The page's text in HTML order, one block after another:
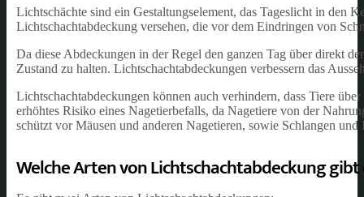
Lichtschächte sind ein Gestaltungselement, das Tageslicht in den
Lichtschachtabdeckung versehen, die vor dem Eindringen von
Da diese Abdeckungen in der Regel den ganzen Tag über direkt
Zustand zu halten. Lichtschachtabdeckungen verbessern das
Lichtschachtabdeckungen können auch verhindern, dass Tiere
erhöhtes Risiko eines Nagetierbefalls, da Nagetiere von der
schützt vor Mäusen und anderen Nagetieren, sowie Schlangen und
Welche Arten von Lichtschachtabdeckung gibt